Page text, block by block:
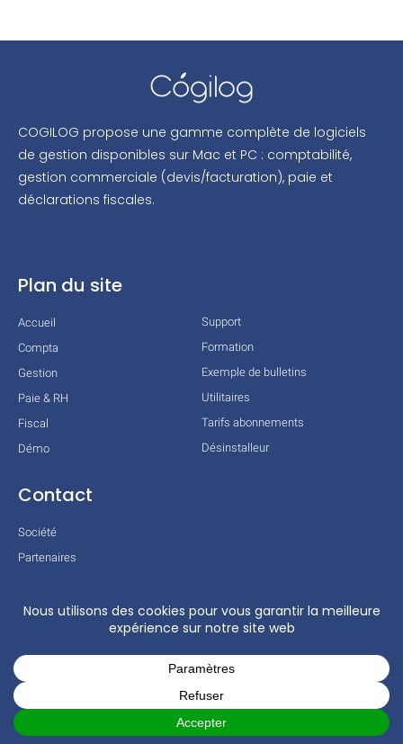
COGILOG propose une gamme complète de logiciels
de gestion disponibles sur Mac et PC : comptabilité,
gestion commerciale (devis/facturation), paie et
déclarations fiscales.
Plan du site
Accueil
Compta
Gestion
Paie & RH
Fiscal
Démo
Support
Formation
Exemple de bulletins
Utilitaires
Tarifs abonnements
Désinstalleur
Contact
Société
Partenaires
Mentions légales
Conditions générales
Actualités
COPYRIGHT © 2026 TOUS DROITS RÉSERVÉS – COGILOG – 3 RUE DES
CHARRONS 31700 BLAGNAC